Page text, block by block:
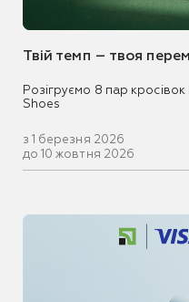
Твій темп – твоя
Розігруємо 8 пар
Shoes
з 1 березня 2026
до 10 жовтня 2026